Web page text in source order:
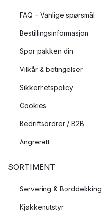
FAQ – Vanlige spørsmål
Bestillingsinformasjon
Spor pakken din
Vilkår & betingelser
Sikkerhetspolicy
Cookies
Bedriftsordrer / B2B
Angrerett
SORTIMENT
Servering & Borddekking
Kjøkkenutstyr